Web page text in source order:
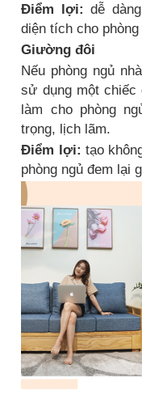
Điểm lợi: dễ
diện tích cho phòng
Giường đôi
Nếu phòng ngủ
sử dụng một
làm cho phòng
trọng, lịch lãm.
Điểm lợi: tạo
phòng ngủ đem lại